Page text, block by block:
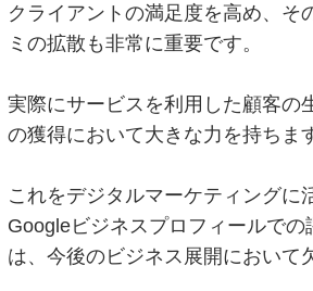
クライアントの満足度を高め、そ
ミの拡散も非常に重要です。
実際にサービスを利用した顧客の
の獲得において大きな力を持ちま
これをデジタルマーケティングに
Googleビジネスプロフィールでの
は、今後のビジネス展開において